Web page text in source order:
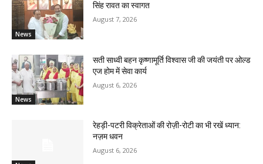
News
सिंह रावत का स्वागत
August 7, 2026
News
सती साध्वी बहन कृष्णामूर्ति विश्वास जी की जयंती पर ओल्ड
एज होम में सेवा कार्य
August 6, 2026
रेहड़ी-पटरी विक्रेताओं की रोज़ी-रोटी का भी रखें ध्यान:
नज़म धवन
August 6, 2026